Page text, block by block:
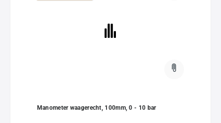
Manometer waagerecht, 100mm, 0 - 10 bar